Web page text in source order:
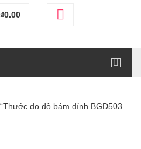
₫0.00
đo độ bám dính BGD503